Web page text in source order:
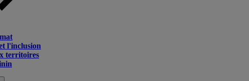
l'inclusion
territoires